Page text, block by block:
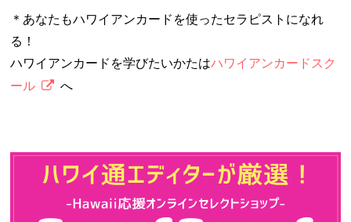
＊あなたもハワイアンカードを使ったセラピストになれ
る！
ハワイアンカードを学びたいかたはハワイアンカードスク
ール
へ